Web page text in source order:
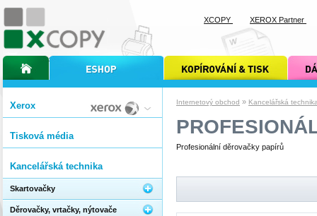
Internetový obchod » Kancelářská
Profesionální děrovačky papírů
Xerox
Tisková média
Kancelářská technika
Skartovačky
Děrovačky, vrtačky, nýtovače
úvodní stránka xcopyinternetový obchod xcopy kopírování a tisk xcopy dárkové
XCOPY XEROX Partner